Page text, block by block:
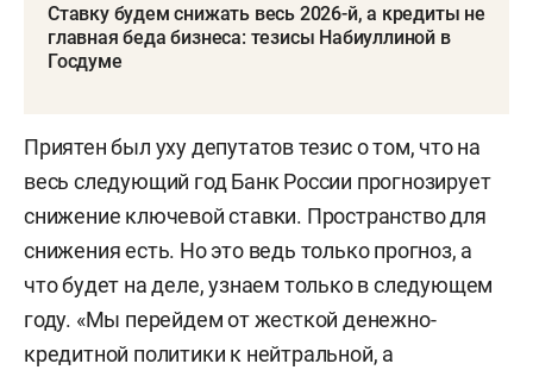
Ставку будем снижать весь 2026-й, а кредиты не
главная беда бизнеса: тезисы Набиуллиной в
Госдуме
Приятен был уху депутатов тезис о том, что на
весь следующий год Банк России прогнозирует
снижение ключевой ставки. Пространство для
снижения есть. Но это ведь только прогноз, а
что будет на деле, узнаем только в следующем
году. «Мы перейдем от жесткой денежно-
кредитной политики к нейтральной, а